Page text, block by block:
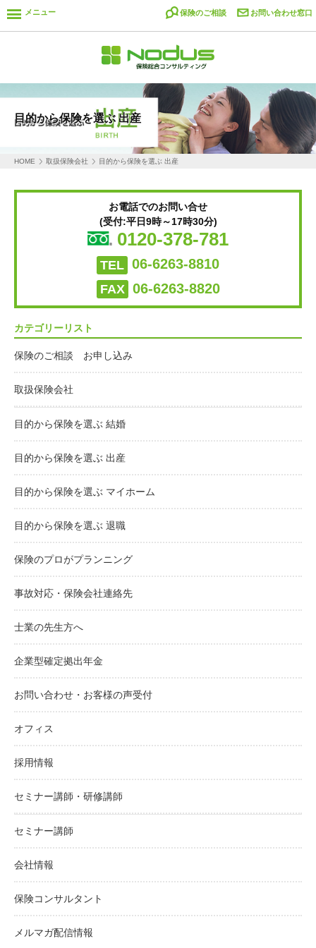
メニュー 保険のご相談 お問い合わせ窓口
目的から保険を選ぶ 出産
HOME 取扱保険会社 目的から保険を選ぶ 出産
お電話でのお問い合せ
(受付:平日9時～17時30分)
0120-378-781
TEL 06-6263-8810
FAX 06-6263-8820
カテゴリーリスト
保険のご相談 お申し込み
取扱保険会社
目的から保険を選ぶ 結婚
目的から保険を選ぶ 出産
目的から保険を選ぶ マイホーム
目的から保険を選ぶ 退職
保険のプロがプランニング
事故対応・保険会社連絡先
士業の先生方へ
企業型確定拠出年金
お問い合わせ・お客様の声受付
オフィス
採用情報
セミナー講師・研修講師
セミナー講師
会社情報
保険コンサルタント
メルマガ配信情報